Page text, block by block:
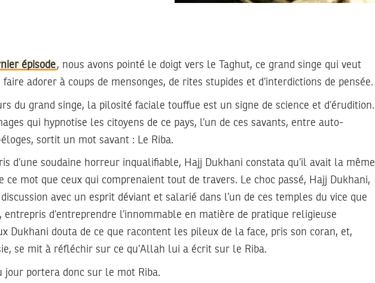
épisode, nous avons pointé le doigt vers le Taghut, ce grand singe qui veut
adorer à coups de mensonges, de rites stupides et d’interdictions de pensée.
du grand singe, la pilosité faciale touffue est un signe de science et d’érudition.
qui hypnotise les citoyens de ce pays, l’un de ces savants, entre auto-
sortit un mot savant : Le Riba.
d’une soudaine horreur inqualifiable, Hajj Dukhani constata qu’il avait la même
ce mot que ceux qui comprenaient tout de travers. Le choc passé, Hajj Dukhani,
avec un esprit déviant et salarié dans l’un de ces temples du vice que
entrepris d’entreprendre l’innommable en matière de pratique religieuse
Dukhani douta de ce que racontent les pileux de la face, pris son coran, et,
se mit à réfléchir sur ce qu’Allah lui a écrit sur le Riba.
jour portera donc sur le mot Riba.